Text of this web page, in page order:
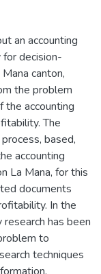
an accounting
decision-
canton,
the problem
the accounting
The
based,
accounting
La Mana, for this
documents
In the
has been
to
techniques